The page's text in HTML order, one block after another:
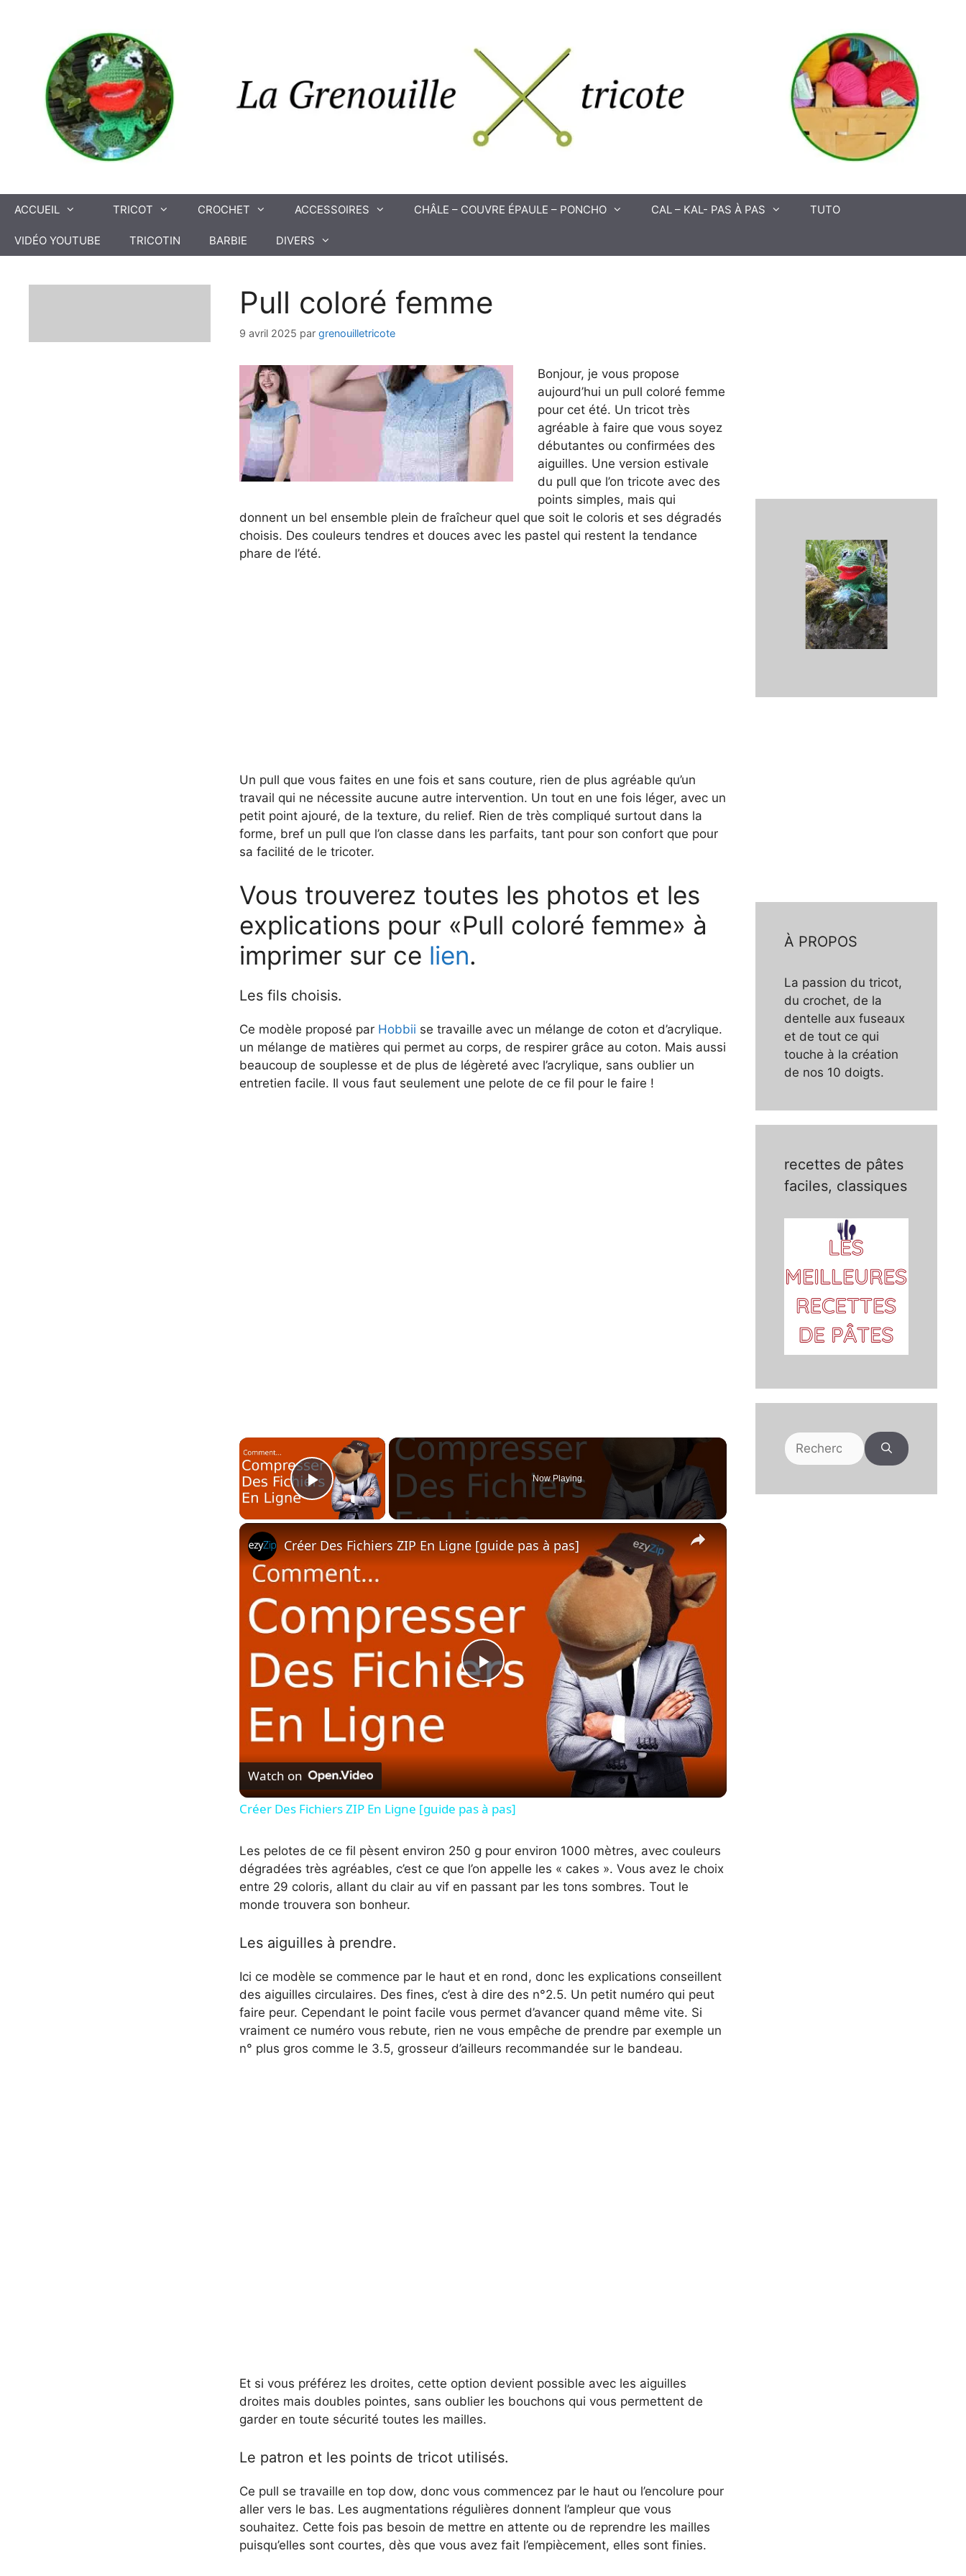
ACCUEIL TRICOT CROCHET ACCESSOIRES CHÂLE – COUVRE ÉPAULE – PONCHO CAL – KAL- PAS À PAS TUTO
VIDÉO YOUTUBE TRICOTIN BARBIE DIVERS
Pull coloré femme
9 avril 2025 par grenouilletricote
Bonjour, je vous propose
aujourd’hui un pull coloré femme
pour cet été. Un tricot très
agréable à faire que vous soyez
débutantes ou confirmées des
aiguilles. Une version estivale
du pull que l’on tricote avec des
points simples, mais qui
donnent un bel ensemble plein de fraîcheur quel que soit le coloris et ses dégradés
choisis. Des couleurs tendres et douces avec les pastel qui restent la tendance
phare de l’été.
Un pull que vous faites en une fois et sans couture, rien de plus agréable qu’un
travail qui ne nécessite aucune autre intervention. Un tout en une fois léger, avec un
petit point ajouré, de la texture, du relief. Rien de très compliqué surtout dans la
forme, bref un pull que l’on classe dans les parfaits, tant pour son confort que pour
sa facilité de le tricoter.
Vous trouverez toutes les photos et les
explications pour «Pull coloré femme» à
imprimer sur ce lien.
Les fils choisis.
Ce modèle proposé par Hobbii se travaille avec un mélange de coton et d’acrylique.
un mélange de matières qui permet au corps, de respirer grâce au coton. Mais aussi
beaucoup de souplesse et de plus de légèreté avec l’acrylique, sans oublier un
entretien facile. Il vous faut seulement une pelote de ce fil pour le faire !
×
Play Video
Now Playing
×
P
a
y
V
i
e
o
Créer Des Fichiers ZIP En Ligne [guide pas à pas]
Watch on
Créer Des Fichiers ZIP En Ligne [guide pas à pas]
Les pelotes de ce fil pèsent environ 250 g pour environ 1000 mètres, avec couleurs
dégradées très agréables, c’est ce que l’on appelle les « cakes ». Vous avez le choix
entre 29 coloris, allant du clair au vif en passant par les tons sombres. Tout le
monde trouvera son bonheur.
Les aiguilles à prendre.
Ici ce modèle se commence par le haut et en rond, donc les explications conseillent
des aiguilles circulaires. Des fines, c’est à dire des n°2.5. Un petit numéro qui peut
faire peur. Cependant le point facile vous permet d’avancer quand même vite. Si
vraiment ce numéro vous rebute, rien ne vous empêche de prendre par exemple un
n° plus gros comme le 3.5, grosseur d’ailleurs recommandée sur le bandeau.
Et si vous préférez les droites, cette option devient possible avec les aiguilles
droites mais doubles pointes, sans oublier les bouchons qui vous permettent de
garder en toute sécurité toutes les mailles.
Le patron et les points de tricot utilisés.
Ce pull se travaille en top dow, donc vous commencez par le haut ou l’encolure pour
aller vers le bas. Les augmentations régulières donnent l’ampleur que vous
souhaitez. Cette fois pas besoin de mettre en attente ou de reprendre les mailles
puisqu’elles sont courtes, dès que vous avez fait l’empiècement, elles sont finies.
À PROPOS
La passion du tricot,
du crochet, de la
dentelle aux fuseaux
et de tout ce qui
touche à la création
de nos 10 doigts.
recettes de pâtes
faciles, classiques
Rechercher :